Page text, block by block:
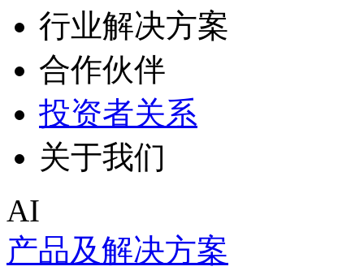
行业解决方案
合作伙伴
投资者关系
关于我们
AI
产品及解决方案